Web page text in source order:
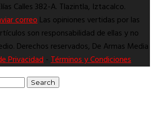
Calles 382-A. Tlazintla, Iztacalco.
correoLas opiniones vertidas por las
son responsabilidad de ellas y no
Derechos reservados, De Armas Media
Privacidad-Términos y Condiciones